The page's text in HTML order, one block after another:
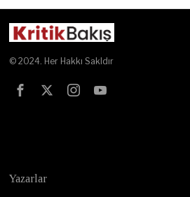
© 2024. Her Hakkı Sakldır
Yazarlar